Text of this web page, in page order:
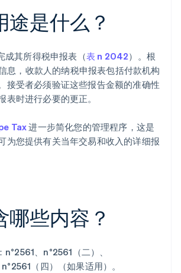
途是什么？
成其所得税申报表（表 n 2042）。根
息，收款人的纳税申报表包括付款机构
接受者必须验证这些报告金额的准确性
表时进行必要的更正。
Tax进一步简化您的管理程序，这是
为您提供有关当年交易和收入的详细报
哪些内容？
、n°2561（二）、
（四）（如果适用）。